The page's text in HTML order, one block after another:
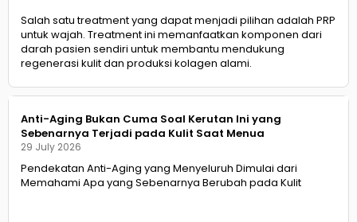
Salah satu treatment yang dapat menjadi pilihan adalah PRP
untuk wajah. Treatment ini memanfaatkan komponen dari
darah pasien sendiri untuk membantu mendukung
regenerasi kulit dan produksi kolagen alami.
Anti-Aging Bukan Cuma Soal Kerutan Ini yang
Sebenarnya Terjadi pada Kulit Saat Menua
29 July 2026
Pendekatan Anti-Aging yang Menyeluruh Dimulai dari
Memahami Apa yang Sebenarnya Berubah pada Kulit